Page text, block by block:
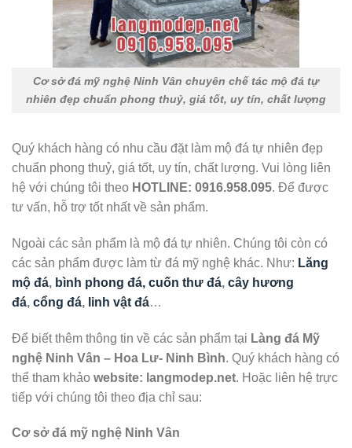
Cơ sở đá mỹ nghệ Ninh Vân chuyên chế tác mộ đá tự
nhiên đẹp chuẩn phong thuỷ, giá tốt, uy tín, chất lượng
Quý khách hàng có nhu cầu đặt làm mộ đá tự nhiên đẹp
chuẩn phong thuỷ, giá tốt, uy tín, chất lượng. Vui lòng liên
hệ với chúng tôi theo HOTLINE: 0916.958.095. Để được
tư vấn, hỗ trợ tốt nhất về sản phẩm.
Ngoài các sản phẩm là mộ đá tự nhiên. Chúng tôi còn có
các sản phẩm được làm từ đá mỹ nghệ khác. Như: Lăng
mộ đá, bình phong đá, cuốn thư đá, cây hương
đá, cổng đá, linh vật đá…
Để biết thêm thông tin về các sản phẩm tại Làng đá Mỹ
nghệ Ninh Vân – Hoa Lư- Ninh Bình. Quý khách hàng có
thể tham khảo website: langmodep.net. Hoặc liên hệ trực
tiếp với chúng tôi theo địa chỉ sau:
Cơ sở đá mỹ nghệ Ninh Vân